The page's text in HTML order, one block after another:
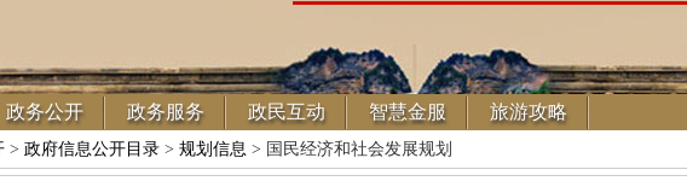
政务公开 政务服务 政民互动 智慧金服 旅游攻略
> 政府信息公开目录 > 规划信息 > 国民经济和社会发展规划